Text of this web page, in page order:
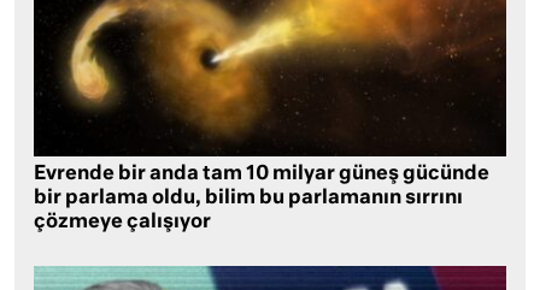
Evrende bir anda tam 10 milyar güneş gücünde
bir parlama oldu, bilim bu parlamanın sırrını
çözmeye çalışıyor